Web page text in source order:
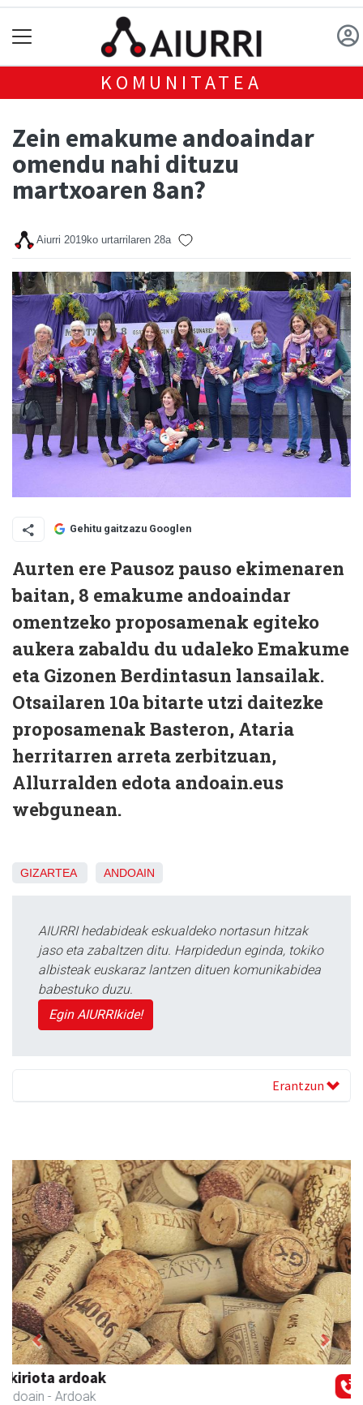
KOMUNITATEA
Zein emakume andoaindar
omendu nahi dituzu
martxoaren 8an?
Aiurri 2019ko urtarrilaren 28a
Gehitu gaitzazu Googlen
Aurten ere Pausoz pauso ekimenaren
baitan, 8 emakume andoaindar
omentzeko proposamenak egiteko
aukera zabaldu du udaleko Emakume
eta Gizonen Berdintasun lansailak.
Otsailaren 10a bitarte utzi daitezke
proposamenak Basteron, Ataria
herritarren arreta zerbitzuan,
Allurralden edota andoain.eus
webgunean.
GIZARTEA ANDOAIN
AIURRI hedabideak eskualdeko nortasun hitzak
jaso eta zabaltzen ditu. Harpidedun eginda, tokiko
albisteak euskaraz lantzen dituen komunikabidea
babestuko duzu.
Egin AIURRIkide!
Erantzun
Urrats inprimategia
Andoain - Inprimategiak
Previous Next